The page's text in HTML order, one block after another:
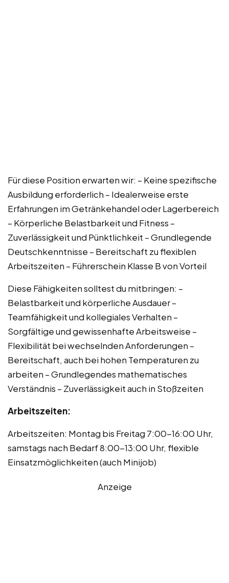
Für diese Position erwarten wir: – Keine spezifische
Ausbildung erforderlich – Idealerweise erste
Erfahrungen im Getränkehandel oder Lagerbereich
– Körperliche Belastbarkeit und Fitness –
Zuverlässigkeit und Pünktlichkeit – Grundlegende
Deutschkenntnisse – Bereitschaft zu flexiblen
Arbeitszeiten – Führerschein Klasse B von Vorteil
Diese Fähigkeiten solltest du mitbringen: –
Belastbarkeit und körperliche Ausdauer –
Teamfähigkeit und kollegiales Verhalten –
Sorgfältige und gewissenhafte Arbeitsweise –
Flexibilität bei wechselnden Anforderungen –
Bereitschaft, auch bei hohen Temperaturen zu
arbeiten – Grundlegendes mathematisches
Verständnis – Zuverlässigkeit auch in Stoßzeiten
Arbeitszeiten:
Arbeitszeiten: Montag bis Freitag 7:00-16:00 Uhr,
samstags nach Bedarf 8:00-13:00 Uhr, flexible
Einsatzmöglichkeiten (auch Minijob)
Anzeige